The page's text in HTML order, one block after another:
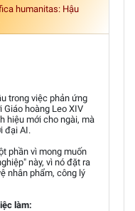
humanitas: Hậu
trong việc phản ứng
hoàng Leo XIV
hiệu mới cho ngài, mà
đại AI.
phần vì mong muốn
này, vì nó đặt ra
nhân phẩm, công lý
làm: